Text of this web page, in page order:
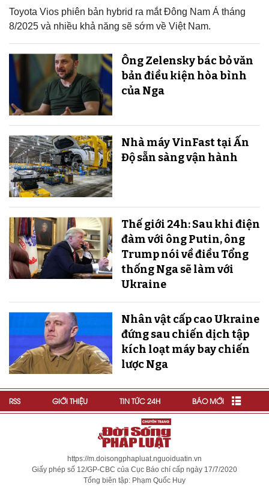
Toyota Vios phiên bản hybrid ra mắt Đông Nam Á tháng
8/2025 và nhiều khả năng sẽ sớm về Việt Nam.
Ông Zelensky bác bỏ văn
bản điều kiện hòa bình
của Nga
Nhà máy VinFast tại Ấn
Độ sẵn sàng v​​​​​​​ận hành
Thế giới 24h: Sau khi điện
đàm với ông Putin, ông
Trump nói về điều Tổng
thống Nga sẽ làm với
Ukraine
Nhân vật cấp cao Ukraine
đứng sau chiến dịch tập
kích loạt máy bay chiến
lược Nga
RSS GIỚI THIỆU TIN TỨC 24H BÁO MỚI
https://m.doisongphapluat.nguoiduatin.vn
Giấy phép số 12/GP-CBC của Cục Báo chí cấp ngày 17/7/2020
Tổng biên tập: Phạm Quốc Huy